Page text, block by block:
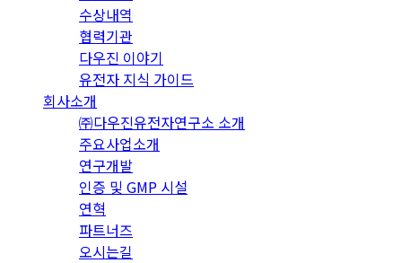
수상내역
협력기관
다우진 이야기
유전자 지식 가이드
회사소개
㈜다우진유전자연구소 소개
주요사업소개
연구개발
인증 및 GMP 시설
연혁
파트너즈
오시는길